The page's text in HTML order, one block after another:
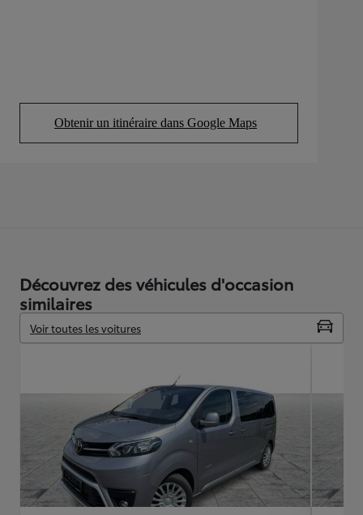
Obtenir un itinéraire dans Google Maps
(Opens in new tab)
Découvrez des véhicules d'occasion
similaires
Voir toutes les voitures